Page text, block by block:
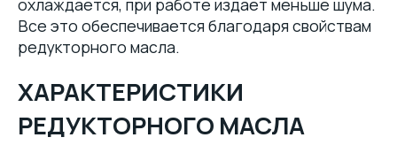
охлаждается, при работе издает меньше шума.
Все это обеспечивается благодаря свойствам
редукторного масла.
ХАРАКТЕРИСТИКИ
РЕДУКТОРНОГО МАСЛА